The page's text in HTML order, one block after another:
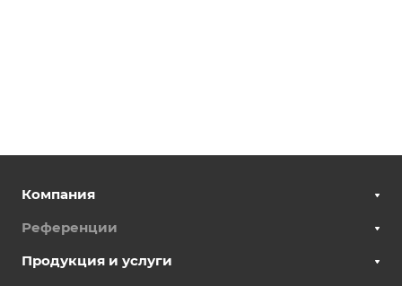
Компания
Референции
Продукция и услуги